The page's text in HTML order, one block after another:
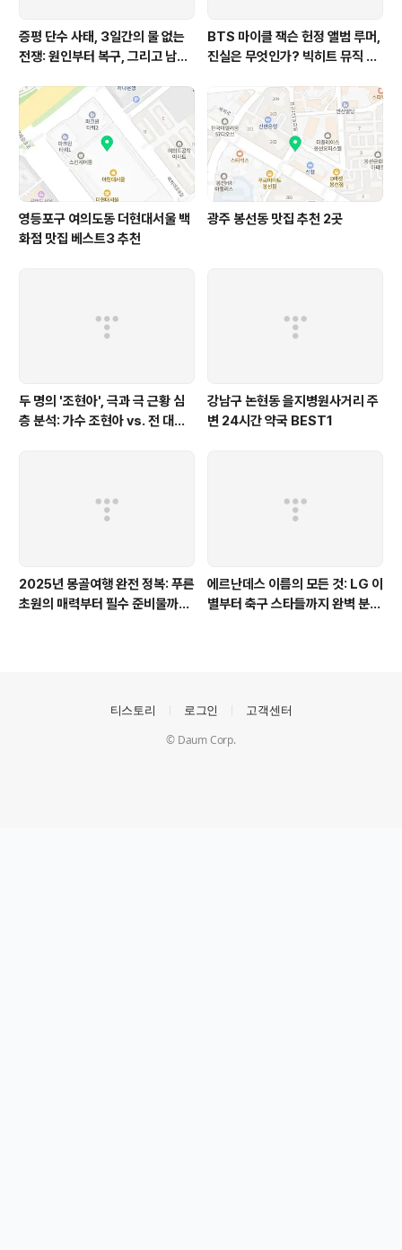
증평 단수 사태, 3일간의 물 없는
전쟁: 원인부터 복구, 그리고 남겨
BTS 마이클 잭슨 헌정 앨범 루머,
진실은 무엇인가? 빅히트 뮤직 공
영등포구 여의도동 더현대서울 백
화점 맛집 베스트3 추천
광주 봉선동 맛집 추천 2곳
두 명의 '조현아', 극과 극 근황 심
층 분석: 가수 조현아 vs. 전 대한
강남구 논현동 을지병원사거리 주
변 24시간 약국 BEST1
2025년 몽골여행 완전 정복: 푸른
초원의 매력부터 필수 준비물까지,
에르난데스 이름의 모든 것: LG 이
별부터 축구 스타들까지 완벽 분
티스토리 로그인 고객센터
© Daum Corp.